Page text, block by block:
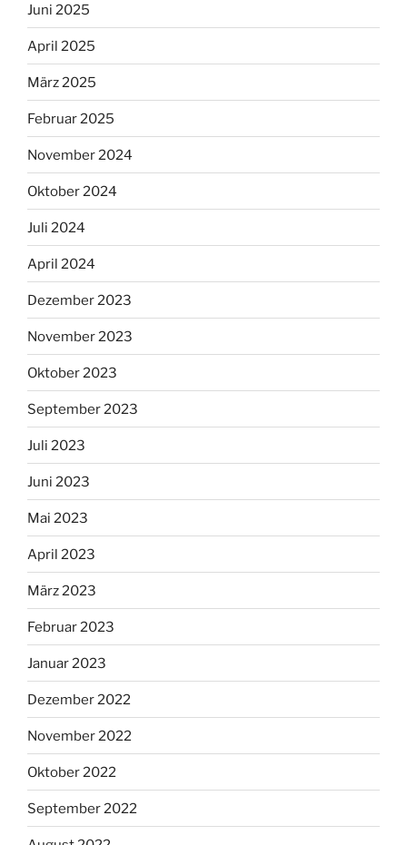
Juni 2025
April 2025
März 2025
Februar 2025
November 2024
Oktober 2024
Juli 2024
April 2024
Dezember 2023
November 2023
Oktober 2023
September 2023
Juli 2023
Juni 2023
Mai 2023
April 2023
März 2023
Februar 2023
Januar 2023
Dezember 2022
November 2022
Oktober 2022
September 2022